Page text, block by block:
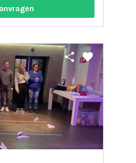
share favorite